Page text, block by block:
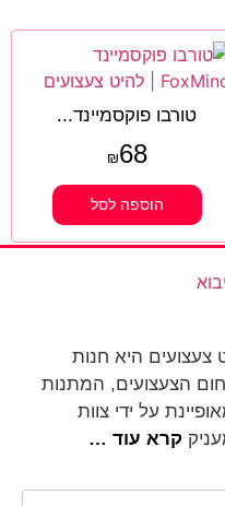
טורבו פוקסמיינד...
₪68
הוספה לסל
צעצועים היא חנות
הצעצועים, המתנות
הקופסא משנת 2002 ומאופיינת על ידי צוות
קרא עוד …